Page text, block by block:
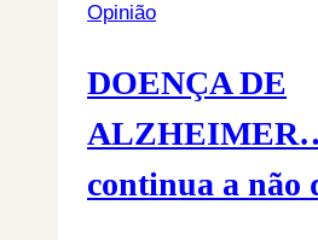
censura?
Opinião
DOENÇA DE
continua a não